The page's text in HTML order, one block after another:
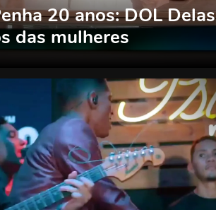
20 anos: DOL Delas
das mulheres